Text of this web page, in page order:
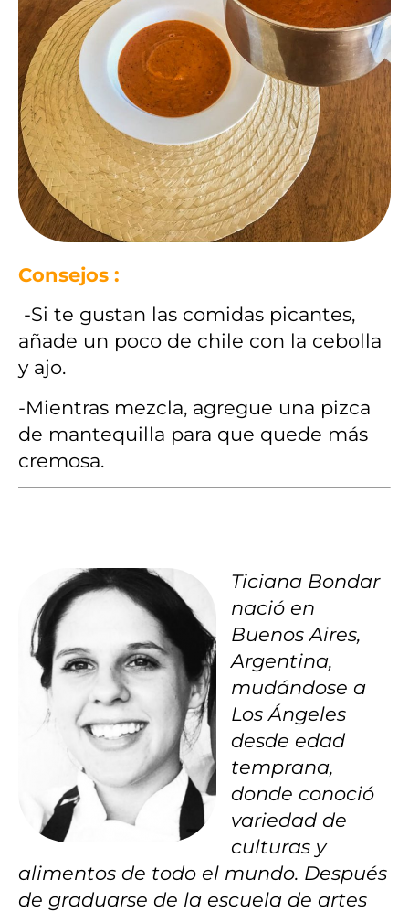
Consejos :
-Si te gustan las comidas picantes,
añade un poco de chile con la cebolla
y ajo.
-Mientras mezcla, agregue una pizca
de mantequilla para que quede más
cremosa.
Ticiana Bondar
nació en
Buenos Aires,
Argentina,
mudándose a
Los Ángeles
desde edad
temprana,
donde conoció
variedad de
culturas y
alimentos de todo el mundo. Después
de graduarse de la escuela de artes